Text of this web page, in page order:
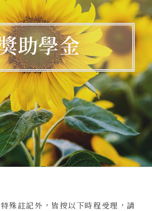
助學金
殊註記外，皆按以下時程受理，請